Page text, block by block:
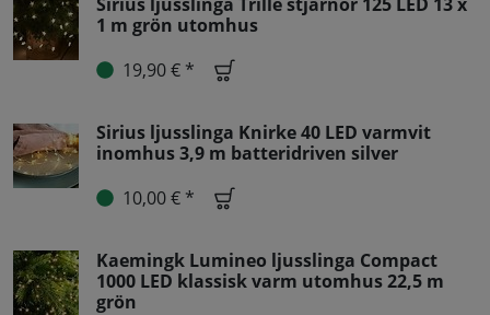
1 m grön utomhus
19,90 € *
Sirius ljusslinga Knirke 40 LED varmvit
inomhus 3,9 m batteridriven silver
10,00 € *
Kaemingk Lumineo ljusslinga Compact
1000 LED klassisk varm utomhus 22,5 m
grön